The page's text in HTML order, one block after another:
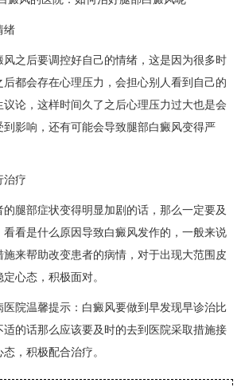
绪
后要调控好自己的情绪，这是因为很多时
都会存在心理压力，会担心别人看到自己的
论，这样时间久了之后心理压力过大也是会
影响，还有可能会导致腿部白癜风变得严
疗
部症状变得明显加剧的话，那么一定要及
看是什么原因导致白癜风发作的，一般来说
施来帮助改变患者的病情，对于出现大范围皮
心态，积极面对。
温馨提示：白癜风要做到早发现早诊治比
的话那么应该要及时的去到医院采取措施接
，积极配合治疗。